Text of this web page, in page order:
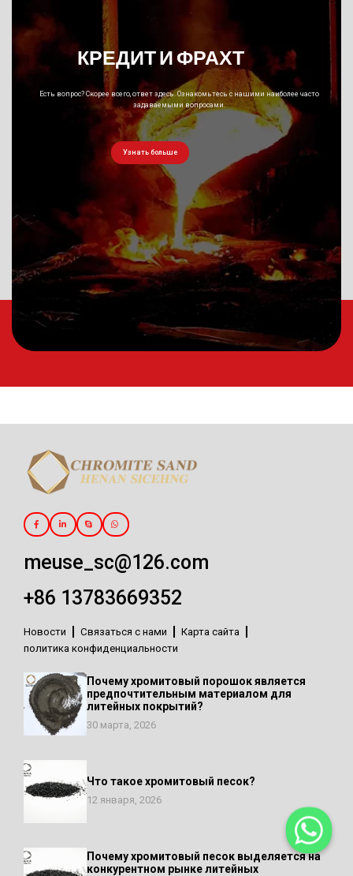
КРЕДИТ И ФРАХТ
Есть вопрос? Скорее всего, ответ здесь. Ознакомьтесь с нашими наиболее часто
задаваемыми вопросами.
Узнать больше
meuse_sc@126.com
+86 13783669352
Новости Связаться с нами
Карта сайта
политика конфиденциальности
Почему хромитовый порошок является
предпочтительным материалом для
литейных покрытий?
30 марта, 2026
Что такое хромитовый песок?
12 января, 2026
Почему хромитовый песок выделяется на
конкурентном рынке литейных